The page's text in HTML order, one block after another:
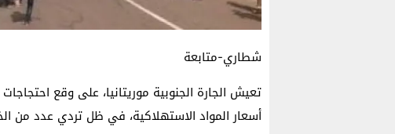
شطاري-متابعة
تعيش الجارة الجنوبية موريتانيا، على وقع
أسعار المواد الاستهلاكية، في ظل تردي عدد من